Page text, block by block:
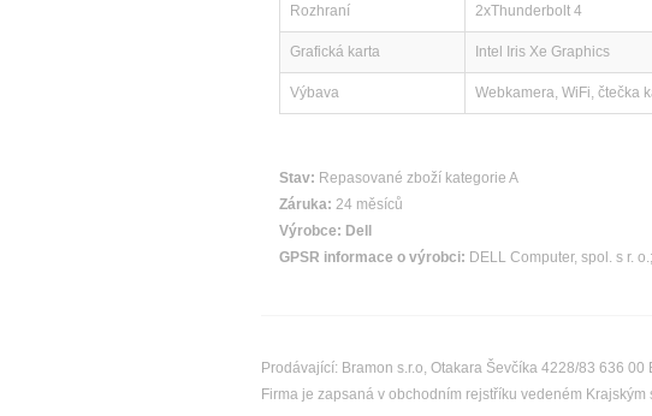
Rozhraní 2xThunderbolt 4
Grafická karta Intel Iris Xe Graphics
Výbava Webkamera, WiFi, čtečka
Stav: Repasované zboží kategorie A
Záruka: 24 měsíců
Výrobce: Dell
GPSR informace o výrobci: DELL Computer, spol. s r.
Prodávající: Bramon s.r.o, Otakara Ševčíka 4228/83 636 00
Firma je zapsaná v obchodním rejstříku vedeném